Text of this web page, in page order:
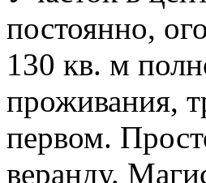
постоянно,
130 кв. м
проживания,
первом.
веранду.